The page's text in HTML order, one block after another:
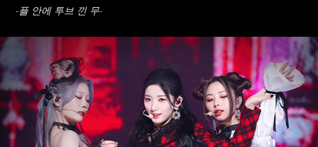
-플 안에 투브 낀 무-